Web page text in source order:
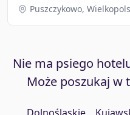
Puszczykowo,
Nie ma psiego
Może poszukaj w